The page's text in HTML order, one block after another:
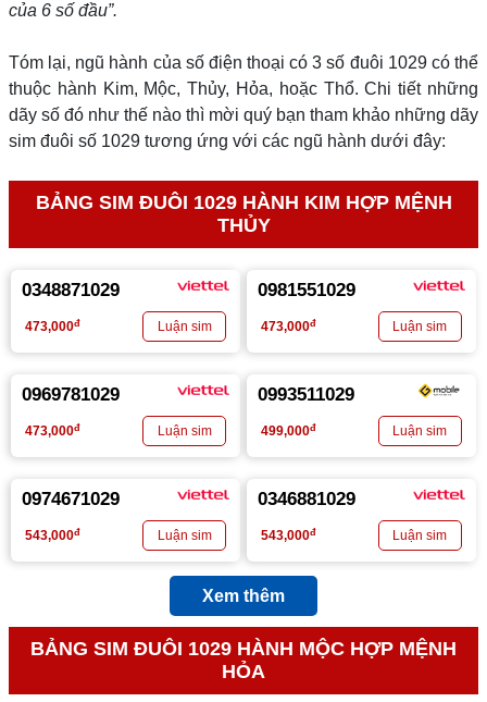
của 6 số đầu”.
Tóm lại, ngũ hành của số điện thoại có 3 số đuôi 1029 có thể
thuộc hành Kim, Mộc, Thủy, Hỏa, hoặc Thổ. Chi tiết những
dãy số đó như thế nào thì mời quý bạn tham khảo những dãy
sim đuôi số 1029 tương ứng với các ngũ hành dưới đây:
BẢNG SIM ĐUÔI 1029 HÀNH KIM HỢP MỆNH
THỦY
0348871029
473,000đ
0981551029
473,000đ
0969781029
473,000đ
0993511029
499,000đ
0974671029
543,000đ
0346881029
543,000đ
Xem thêm
BẢNG SIM ĐUÔI 1029 HÀNH MỘC HỢP MỆNH
HỎA